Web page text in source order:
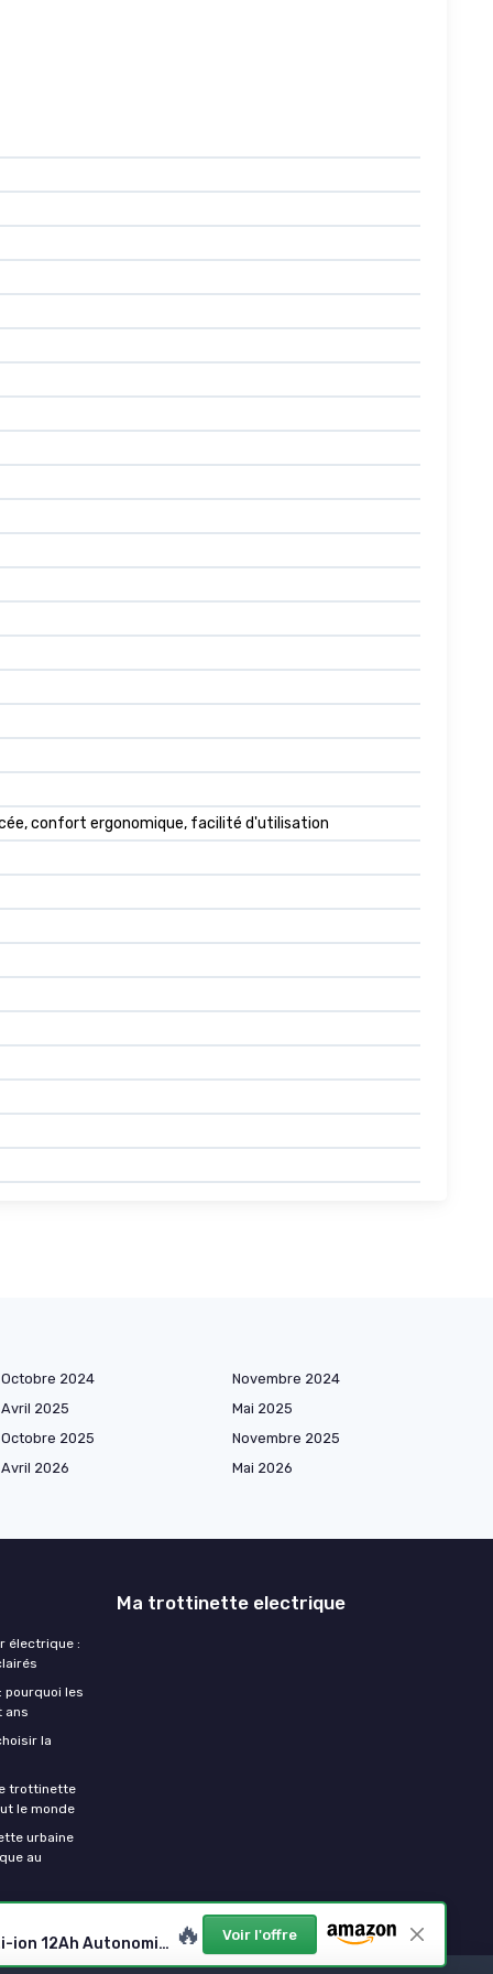
confort ergonomique, facilité d'utilisation
Z01 Scooter Électrique 4 Roues pour Personnes à Mobilité Réduite, Pliable et Léger, Siège avec Dossier, Batterie Li-ion 12Ah Autonomie Longue 20km, Sécurité Renforcée 🔥 Voir l'offre
Octobre 2024
Novembre 2024
Avril 2025
Mai 2025
Octobre 2025
Novembre 2025
Avril 2026
Mai 2026
électrique :
les
ans
la
trottinette
le monde
urbaine
au
Ma trottinette electrique